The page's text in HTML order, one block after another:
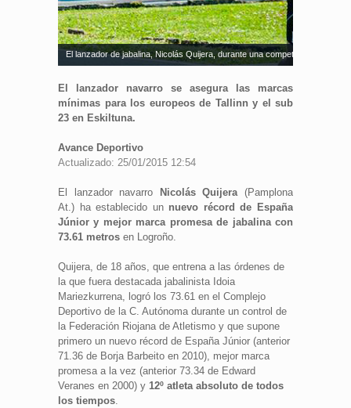
El lanzador de jabalina, Nicolás Quijera, durante una competición. Fuente:
El lanzador navarro se asegura las marcas
mínimas para los europeos de Tallinn y el sub
23 en Eskiltuna.
Avance Deportivo
Actualizado: 25/01/2015 12:54
El lanzador navarro Nicolás Quijera(Pamplona
At.) ha establecido unnuevo récord de España
Júnior y mejor marca promesa de jabalina con
73.61 metros en Logroño.
Quijera, de 18 años, que entrena a las órdenes de
la que fuera destacada jabalinista Idoia
Mariezkurrena, logró los 73.61 en el Complejo
Deportivo de la C. Autónoma durante un control de
la Federación Riojana de Atletismo y que supone
primero un nuevo récord de España Júnior (anterior
71.36 de Borja Barbeito en 2010), mejor marca
promesa a la vez (anterior 73.34 de Edward
Veranes en 2000) y 12º atleta absoluto de todos
los tiempos.